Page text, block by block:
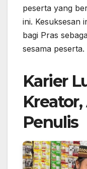
peserta yang
ini. Kesuksesan
bagi Pras
sesama peserta.
Karier
Penulis